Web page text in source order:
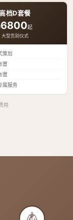
档D套餐
6800起
大型告别仪式
策划
置
置
属服务
用